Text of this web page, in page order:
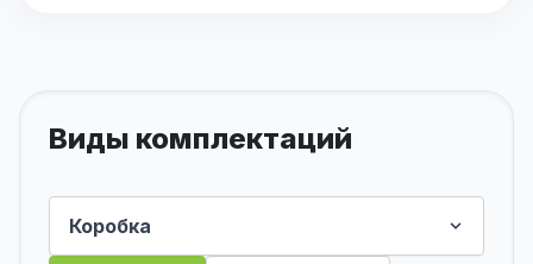
Виды комплектаций